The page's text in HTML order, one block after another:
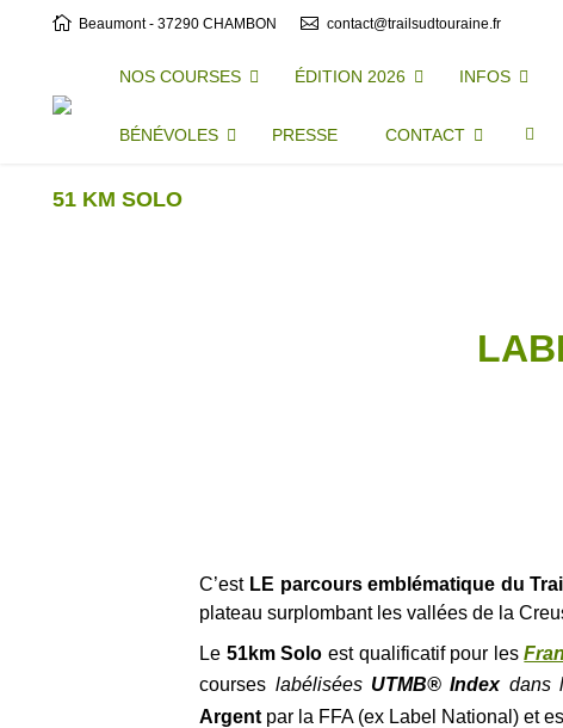
Beaumont - 37290 CHAMBON contact@trailsudtouraine.fr
NOS COURSES ÉDITION 2026 INFOS
BÉNÉVOLES PRESSE CONTACT
51 KM SOLO
C’est LE parcours emblématique du
plateau surplombant les vallées de la
Le 51km Solo est qualificatif pour les
courses labélisées UTMB® Indexdans
Argent par la FFA (ex Label National) et